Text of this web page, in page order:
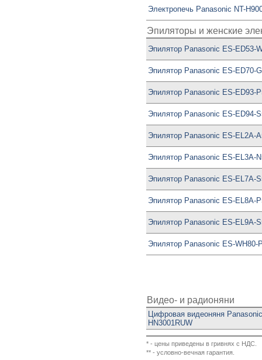
Электропечь Panasonic NT-
Эпиляторы и женские
Эпилятор Panasonic ES-ED53-
Эпилятор Panasonic ES-ED70-
Эпилятор Panasonic ES-ED93-
Эпилятор Panasonic ES-ED94-
Эпилятор Panasonic ES-EL2A-
Эпилятор Panasonic ES-EL3A-
Эпилятор Panasonic ES-EL7A-
Эпилятор Panasonic ES-EL8A-
Эпилятор Panasonic ES-EL9A-
Эпилятор Panasonic ES-WH80-
Видео- и радионяни
Цифровая видеоняня
HN3001RUW
* - цены приведены в гривнях с НДС.
** - условно-вечная гарантия.